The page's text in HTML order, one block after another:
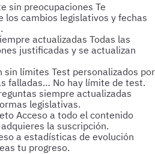
sin preocupaciones Te
los cambios legislativos y fechas
actualizadas Todas las
justificadas y se actualizan
sin límites Test personalizados por
falladas… No hay límite de test.
siempre actualizadas
legislativas.
Acceso a todo el contenido
la suscripción.
a estadísticas de evolución
tu progreso.